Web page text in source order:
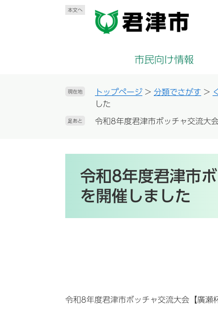
本文へ
市民向け情報
現在地 トップページ > 分類でさがす >
した
足あと 令和8年度君津市ボッチャ交流大
令和8年度君津市
を開催しました
令和8年度君津市ボッチャ交流大会【廣瀬